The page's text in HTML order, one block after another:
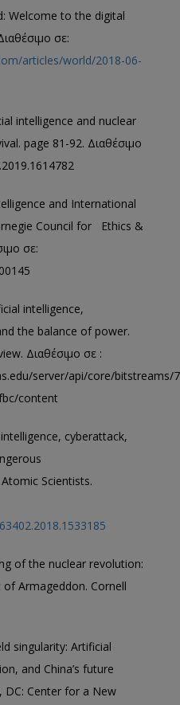
Welcome to the digital
σε:
articles/world/2018-06-
intelligence and nuclear
page 81-92. Διαθέσιμο
and International
Council for Ethics &
σε:
intelligence,
the balance of power.
Διαθέσιμο σε :
server/api/core/bitstreams/
content
cyberattack,
Scientists.
of the nuclear revolution:
Armageddon. Cornell
singularity: Artificial
and China’s future
DC: Center for a New